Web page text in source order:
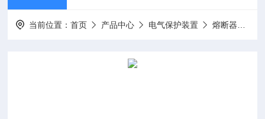
当前位置：首页 产品中心 电气保护装置 熔断器